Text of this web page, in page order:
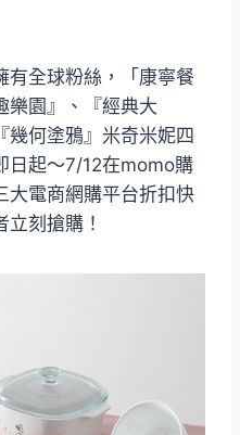
有全球粉絲，「康寧餐
樂園』、『經典大
幾何塗鴉』米奇米妮四
日起～7/12在momo購
大電商網購平台折扣快
刻搶購！